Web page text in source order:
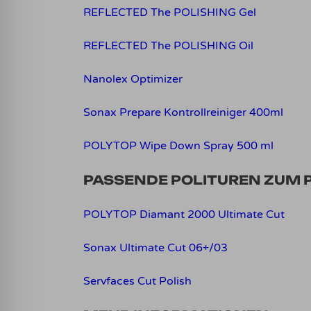
REFLECTED The POLISHING Gel
REFLECTED The POLISHING Oil
Nanolex Optimizer
Sonax Prepare Kontrollreiniger 400ml
POLYTOP Wipe Down Spray 500 ml
PASSENDE POLITUREN ZUM
POLYTOP Diamant 2000 Ultimate Cut
Sonax Ultimate Cut 06+/03
Servfaces Cut Polish